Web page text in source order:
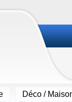
Déco /